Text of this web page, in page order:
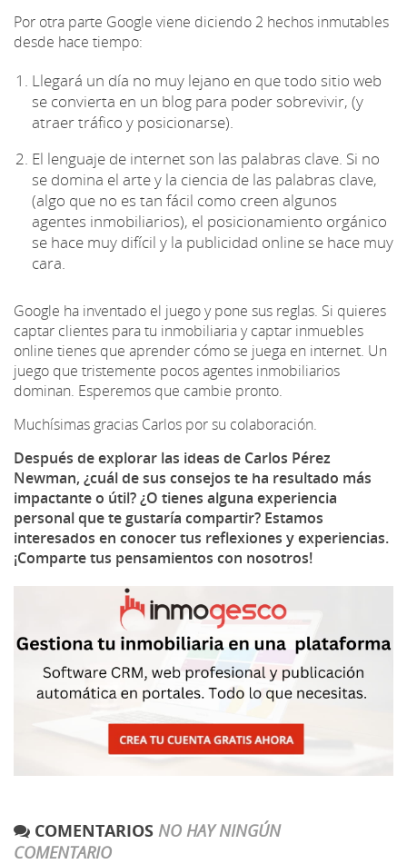
Por otra parte Google viene diciendo 2 hechos inmutables
desde hace tiempo:
Llegará un día no muy lejano en que todo sitio web
se convierta en un blog para poder sobrevivir, (y
atraer tráfico y posicionarse).
El lenguaje de internet son las palabras clave. Si no
se domina el arte y la ciencia de las palabras clave,
(algo que no es tan fácil como creen algunos
agentes inmobiliarios), el posicionamiento orgánico
se hace muy difícil y la publicidad online se hace muy
cara.
Google ha inventado el juego y pone sus reglas. Si quieres
captar clientes para tu inmobiliaria y captar inmuebles
online tienes que aprender cómo se juega en internet. Un
juego que tristemente pocos agentes inmobiliarios
dominan. Esperemos que cambie pronto.
Muchísimas gracias Carlos por su colaboración.
Después de explorar las ideas de Carlos Pérez
Newman, ¿cuál de sus consejos te ha resultado más
impactante o útil? ¿O tienes alguna experiencia
personal que te gustaría compartir? Estamos
interesados en conocer tus reflexiones y experiencias.
¡Comparte tus pensamientos con nosotros!
COMENTARIOS NO HAY NINGÚN
COMENTARIO